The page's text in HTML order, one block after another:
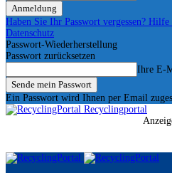
Haben Sie Ihr Passwort vergessen? Hilfe
Datenschutz
Passwort-Wiederherstellung
Passwort zurücksetzen
Ihre E-
Ein Passwort wird Ihnen per Email
Recyclingportal